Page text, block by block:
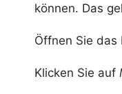
können. Das
Öffnen Sie das
Klicken Sie auf